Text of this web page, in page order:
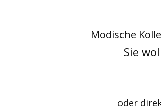
Modische
Sie
oder